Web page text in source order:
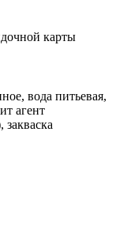
карты
вода питьевая,
агент